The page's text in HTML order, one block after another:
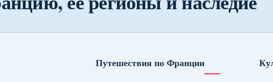
Путешествия по Франции